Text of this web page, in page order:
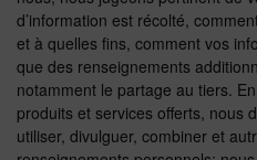
d’information est récolté,
et à quelles fins, comment vos
que des renseignements
notamment le partage au tiers.
produits et services offerts, nous
utiliser, divulguer, combiner et